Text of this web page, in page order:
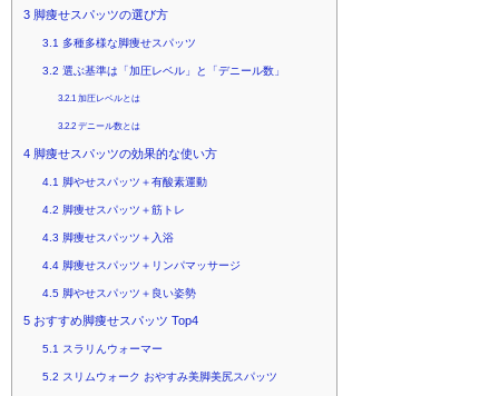
3 脚痩せスパッツの選び方
3.1 多種多様な脚痩せスパッツ
3.2 選ぶ基準は「加圧レベル」と「デニール数」
3.2.1 加圧レベルとは
3.2.2 デニール数とは
4 脚痩せスパッツの効果的な使い方
4.1 脚やせスパッツ＋有酸素運動
4.2 脚痩せスパッツ＋筋トレ
4.3 脚痩せスパッツ＋入浴
4.4脚痩せスパッツ＋リンパマッサージ
4.5脚やせスパッツ＋良い姿勢
5 おすすめ脚痩せスパッツ Top4
5.1 スラリんウォーマー
5.2 スリムウォーク おやすみ美脚美尻スパッツ